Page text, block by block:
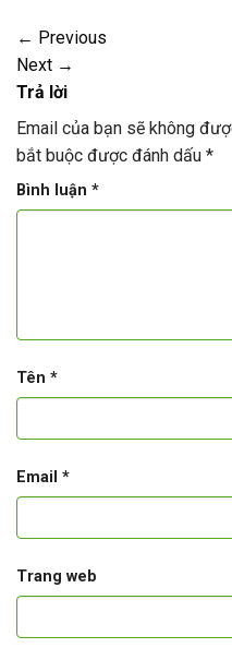
← Previous
Next →
Trả lời
Email của bạn sẽ không
bắt buộc được đánh dấu *
Bình luận *
Tên *
Email *
Trang web